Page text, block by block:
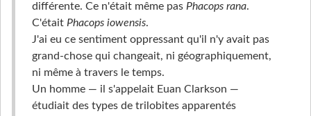
différente. Ce n'était même pas Phacops rana.
C'était Phacops iowensis.
J'ai eu ce sentiment oppressant qu'il n'y avait pas
grand-chose qui changeait, ni géographiquement,
ni même à travers le temps.
Un homme — il s'appelait Euan Clarkson —
étudiait des types de trilobites apparentés